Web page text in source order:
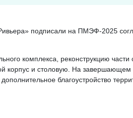
подписали на ПМЭФ-2025
комплекса, реконструкцию
корпус и столовую. На
благоустройство